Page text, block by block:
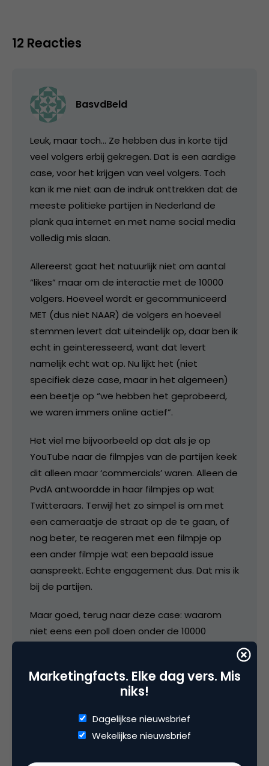
12 Reacties
BasvdBeld
Leuk, maar toch… Ze hebben dus in korte tijd
veel volgers erbij gekregen. Dat is een aardige
case, voor het krijgen van veel volgers. Toch
kan ik me niet aan de indruk onttrekken dat de
meeste politieke partijen in Nederland de
plank qua internet en met name social media
volledig mis slaan.
Allereerst gaat het natuurlijk niet om aantal
“likes” maar om de interactie met de 10000
volgers. Hoeveel wordt er gecommuniceerd
MET (dus niet NAAR) de volgers en hoeveel
stemmen levert dat uiteindelijk op, daar ben ik
echt in geinteresseerd, want dat levert
namelijk echt wat op. Nu lijkt het (niet
specifiek deze case, maar in het algemeen)
een beetje op “we hebben het geprobeerd,
we waren immers online actief”.
Het viel me bijvoorbeeld op dat als je op
YouTube naar de filmpjes van de partijen keek
dit alleen maar ‘commercials’ waren. Alleen de
PvdA antwoordde in haar filmpjes op wat
Twitteraars. Terwijl het zo simpel is om met
een cameraatje de straat op de te gaan, of
nog beter, te reageren met een filmpje op
een ander filmpje wat een bepaald issue
aanspreekt. Echte engagement dus. Dat mis ik
bij de partijen.
Maar goed, terug naar deze case: waarom
niet eens een poll doen onder de 10000
mij kunnen ze namelijk best beter 😉
6 juli 2010 om 09:20
Marketingfacts. Elke dag vers. Mis
niks!
Dagelijkse nieuwsbrief
Wekelijkse nieuwsbrief